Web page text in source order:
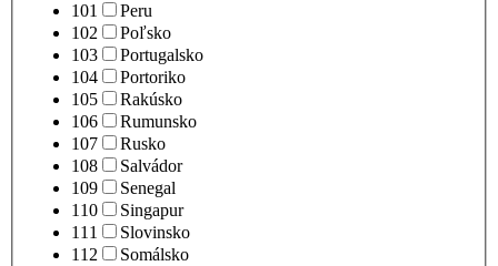
101
Peru
102
Poľsko
103
Portugalsko
104
Portoriko
105
Rakúsko
106
Rumunsko
107
Rusko
108
Salvádor
109
Senegal
110
Singapur
111
Slovinsko
112
Somálsko